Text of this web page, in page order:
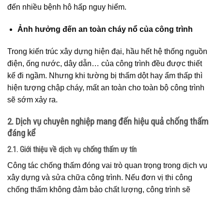
đến nhiều bệnh hô hấp nguy hiểm.
Ảnh hưởng đến an toàn cháy nổ của công trình
Trong kiến trúc xây dựng hiện đại, hầu hết hệ thống nguồn
điện, ống nước, dây dẫn… của công trình đều được thiết
kế đi ngầm. Nhưng khi tường bị thấm dột hay ẩm thấp thì
hiện tượng chập cháy, mất an toàn cho toàn bộ công trình
sẽ sớm xảy ra.
2. Dịch vụ chuyên nghiệp mang đến hiệu quả chống thấm
đáng kể
2.1. Giới thiệu về dịch vụ chống thấm uy tín
Công tác chống thấm đóng vai trò quan trọng trong dịch vụ
xây dựng và sửa chữa công trình. Nếu đơn vị thi công
chống thấm không đảm bảo chất lượng, công trình sẽ